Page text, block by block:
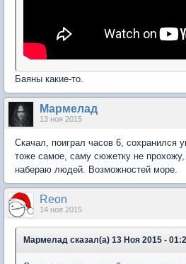
Баяны какие-то.
Мармелад
13 ноя 2015
Cкачал, поиграл часов 6, сохранился
тоже самое, саму сюжетку не прохожу,
набераю людей. Возможностей море.
Reon
14 ноя 2015
Мармелад сказал(а) 13 Ноя 2015 -